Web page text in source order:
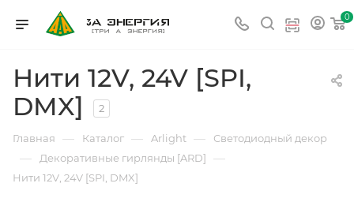
0
Нити 12V, 24V [SPI,
DMX]
2
Главная — Каталог — Arlight — Светодиодный декор
— Декоративные гирлянды [ARD] —
Нити 12V, 24V [SPI, DMX]